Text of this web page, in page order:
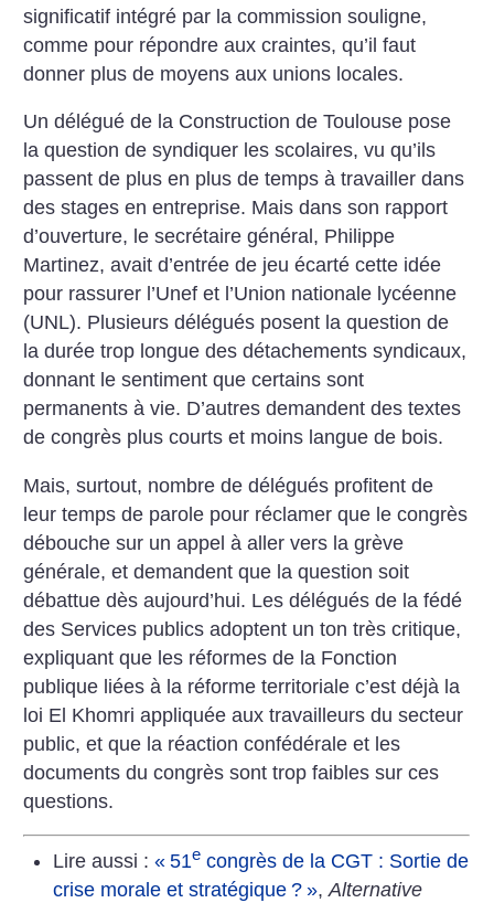
significatif intégré par la commission souligne,
comme pour répondre aux craintes, qu’il faut
donner plus de moyens aux unions locales.
Un délégué de la Construction de Toulouse pose
la question de syndiquer les scolaires, vu qu’ils
passent de plus en plus de temps à travailler dans
des stages en entreprise. Mais dans son rapport
d’ouverture, le secrétaire général, Philippe
Martinez, avait d’entrée de jeu écarté cette idée
pour rassurer l’Unef et l’Union nationale lycéenne
(UNL). Plusieurs délégués posent la question de
la durée trop longue des détachements syndicaux,
donnant le sentiment que certains sont
permanents à vie. D’autres demandent des textes
de congrès plus courts et moins langue de bois.
Mais, surtout, nombre de délégués profitent de
leur temps de parole pour réclamer que le congrès
débouche sur un appel à aller vers la grève
générale, et demandent que la question soit
débattue dès aujourd’hui. Les délégués de la fédé
des Services publics adoptent un ton très critique,
expliquant que les réformes de la Fonction
publique liées à la réforme territoriale c’est déjà la
loi El Khomri appliquée aux travailleurs du secteur
public, et que la réaction confédérale et les
documents du congrès sont trop faibles sur ces
questions.
Lire aussi : « 51econgrès de la CGT : Sortie de
crise morale et stratégique ? »,Alternative